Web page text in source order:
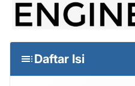
Daftar Isi